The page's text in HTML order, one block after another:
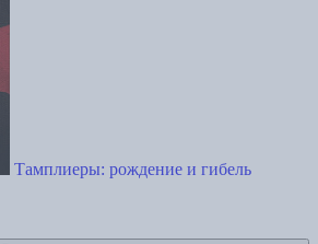
Тамплиеры: рождение и гибель